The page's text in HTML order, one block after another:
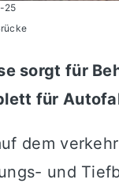
25
sorgt für
für
dem
und